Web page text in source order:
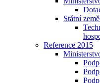
Státní
Reference 2015